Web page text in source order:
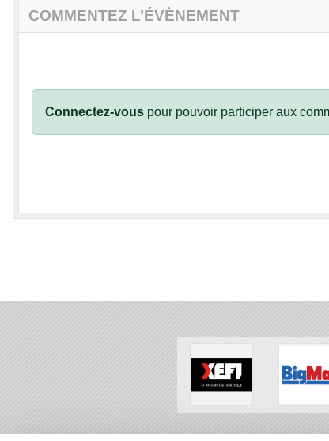
COMMENTEZ L’ÉVÈNEMENT
Connectez-vous pour pouvoir participer aux